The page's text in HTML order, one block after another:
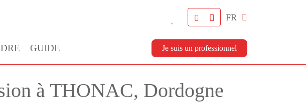
FR
GUIDE Je suis un professionnel
à THONAC, Dordogne